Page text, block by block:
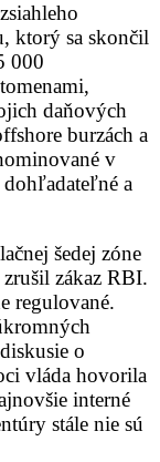
ktorý sa skončil
000
daňových
burzách a
v
a
šedej zóne
zákaz RBI.
regulované.
o
vláda hovorila
interné
stále nie sú